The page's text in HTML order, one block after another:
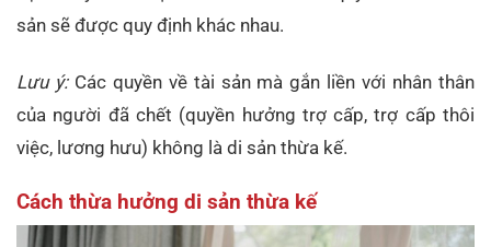
sản sẽ được quy định khác nhau.
Lưu ý:Các quyền về tài sản mà gắn liền với nhân thân
của người đã chết (quyền hưởng trợ cấp, trợ cấp thôi
việc, lương hưu) không là di sản thừa kế.
Cách thừa hưởng di sản thừa kế